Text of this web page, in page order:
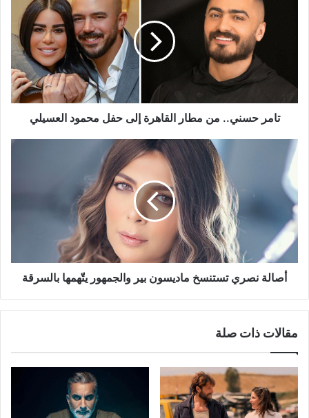
محمود
العسيلي
تامر حسني.. من مطار القاهرة إلى حفل محمود العسيلي
أصالة
نصري
تستنسخ
ماديسون
بير
والجمهور
يتّهمها
بالسرقة
أصالة نصري تستنسخ ماديسون بير والجمهور يتّهمها بالسرقة
مقالات ذات صلة